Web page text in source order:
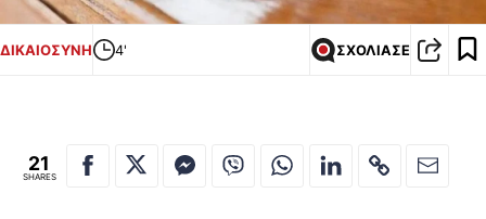
ΔΙΚΑΙΟΣΥΝΗ 4' ΣΧΟΛΙΑΣΕ
21
SHARES